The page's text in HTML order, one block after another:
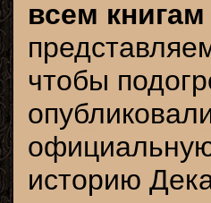
всем
чтобы
историю